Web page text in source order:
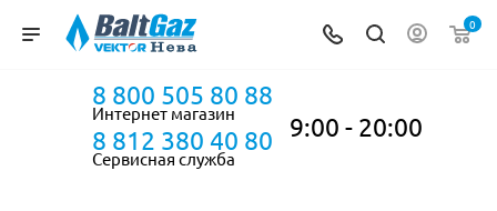
0
8 800 505 80 88
Интернет магазин
8 812 380 40 80
Сервисная служба
9:00 - 20:00